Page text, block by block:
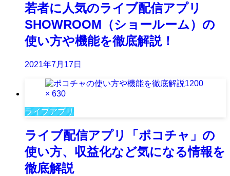
若者に人気のライブ配信アプリ
SHOWROOM（ショールーム）の
使い方や機能を徹底解説！
2021年7月17日
ライブアプリ
ライブ配信アプリ「ポコチャ」の
使い方、収益化など気になる情報を
徹底解説